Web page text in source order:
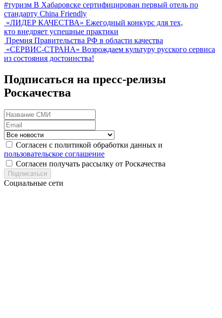
#туризм В Хабаровске сертифицирован первый отель по
стандарту China Friendly
«ЛИДЕР КАЧЕСТВА» Ежегодный конкурс для тех,
кто внедряет успешные практики
Премия Правительства РФ в области качества
«СЕРВИС-СТРАНА» Возрождаем культуру русского сервиса
из состояния достоинства!
Подписаться на пресс-релизы
Роскачества
Согласен с политикой обработки данных и
пользовательское соглашение
Согласен получать рассылку от Роскачества
Подписаться
Социальные сети